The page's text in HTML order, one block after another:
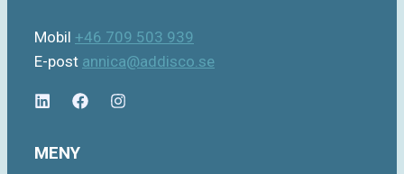
Mobil +46 709 503 939
E-post annica@addisco.se
MENY